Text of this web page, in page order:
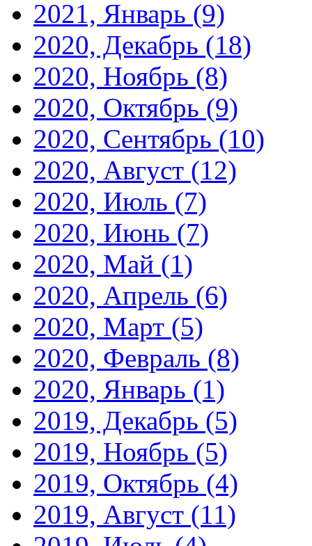
2021, Январь (9)
2020, Декабрь (18)
2020, Ноябрь (8)
2020, Октябрь (9)
2020, Сентябрь (10)
2020, Август (12)
2020, Июль (7)
2020, Июнь (7)
2020, Май (1)
2020, Апрель (6)
2020, Март (5)
2020, Февраль (8)
2020, Январь (1)
2019, Декабрь (5)
2019, Ноябрь (5)
2019, Октябрь (4)
2019, Август (11)